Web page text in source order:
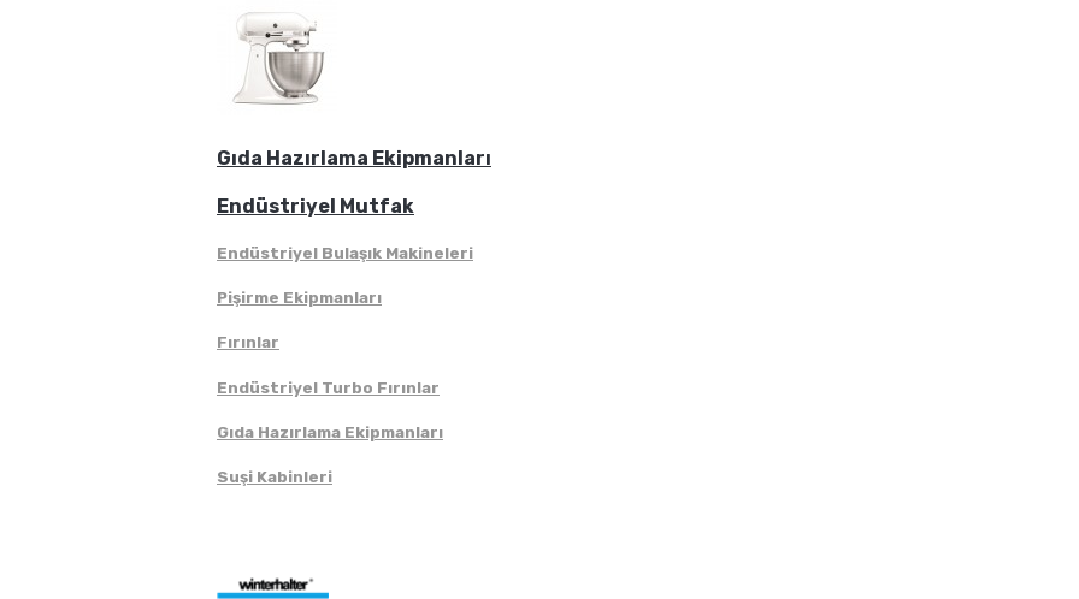
Gıda Hazırlama Ekipmanları
Endüstriyel Mutfak
Endüstriyel Bulaşık Makineleri
Pişirme Ekipmanları
Fırınlar
Endüstriyel Turbo Fırınlar
Gıda Hazırlama Ekipmanları
Suşi Kabinleri